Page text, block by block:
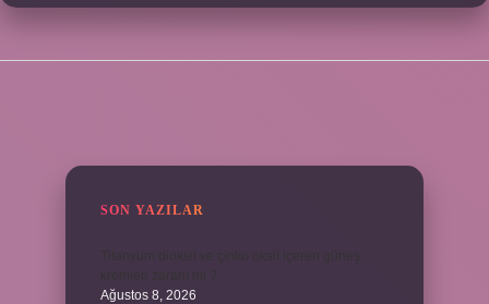
SON YAZILAR
Ağustos 8, 2026